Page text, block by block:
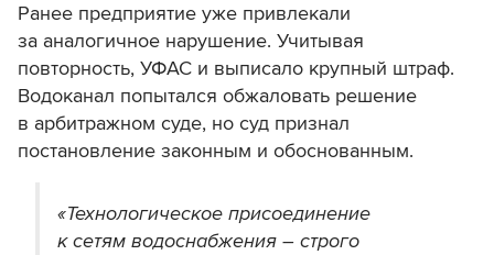
Ранее предприятие уже привлекали
за аналогичное нарушение. Учитывая
повторность, УФАС и выписало крупный штраф.
Водоканал попытался обжаловать решение
в арбитражном суде, но суд признал
постановление законным и обоснованным.
«Технологическое присоединение
к сетям водоснабжения – строго